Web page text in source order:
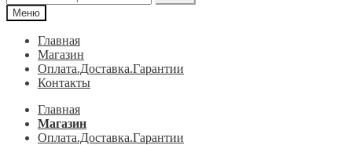
Меню
Главная
Магазин
Оплата.Доставка.Гарантии
Контакты
Главная
Магазин
Оплата.Доставка.Гарантии